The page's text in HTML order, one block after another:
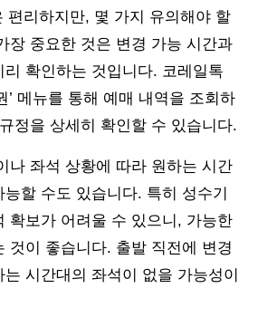
편리하지만, 몇 가지 유의해야 할
장 중요한 것은 변경 가능 시간과
리 확인하는 것입니다. 코레일톡
’ 메뉴를 통해 예매 내역을 조회하
정을 상세히 확인할 수 있습니다.
나 좌석 상황에 따라 원하는 시간
할 수도 있습니다. 특히 성수기
확보가 어려울 수 있으니, 가능한
것이 좋습니다. 출발 직전에 변경
시간대의 좌석이 없을 가능성이